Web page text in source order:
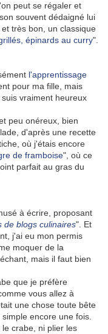
peut se régaler et
souvent dédaigné lui
très bon, un classique
épinards au curry".
l'apprentissage
pour ma fille, mais
vraiment heureux
peu onéreux, bien
d'après une recette
où j'étais encore
de framboise", où ce
parfait au gras du
à écrire, proposant
de blogs culinaires". Et
j'ai eu mon permis
moquer de la
mais il faut bien
que je préfère
vous allez à
une chose toute bête
encore une fois.
crabe, ni plier les